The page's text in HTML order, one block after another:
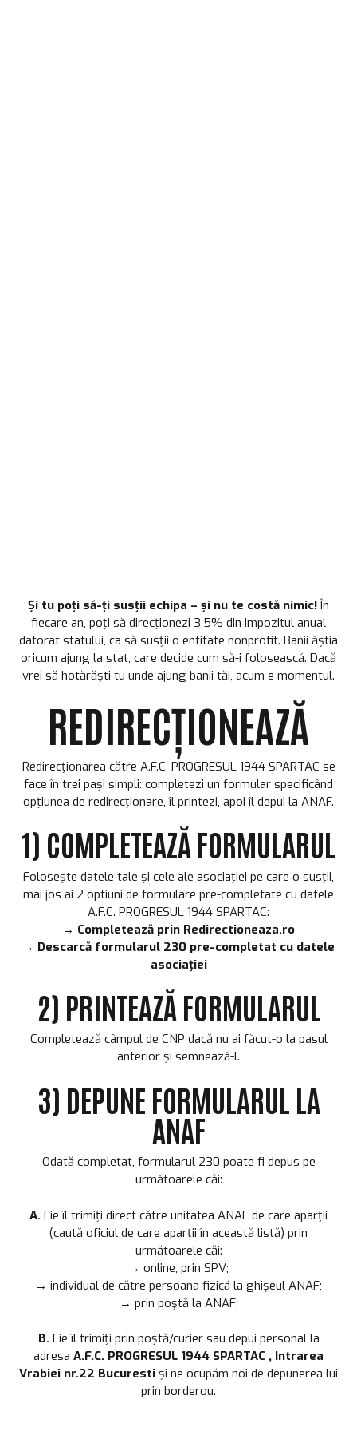
Și tu poți să-ți susții echipa – și nu te costă nimic!În
fiecare an, poți să direcționezi 3,5% din impozitul anual
datorat statului, ca să susții o entitate nonprofit. Banii ăștia
oricum ajung la stat, care decide cum să-i folosească. Dacă
vrei să hotărăști tu unde ajung banii tăi, acum e momentul.
REDIRECȚIONEAZĂ
Redirecționarea către A.F.C. PROGRESUL 1944 SPARTAC se
face în trei pași simpli: completezi un formular specificând
opțiunea de redirecționare, îl printezi, apoi îl depui la ANAF.
1) COMPLETEAZĂ FORMULARUL
Folosește datele tale și cele ale asociației pe care o susții,
mai jos ai 2 optiuni de formulare pre-completate cu datele
A.F.C. PROGRESUL 1944 SPARTAC:
→ Completează prin Redirectioneaza.ro
→ Descarcă formularul 230 pre-completat cu datele
asociației
2) PRINTEAZĂ FORMULARUL
Completează câmpul de CNP dacă nu ai făcut-o la pasul
anterior și semnează-l.
3) DEPUNE FORMULARUL LA
ANAF
Odată completat, formularul 230 poate fi depus pe
următoarele căi:
A. Fie îl trimiți direct către unitatea ANAF de care aparții
(caută oficiul de care aparții în această listă) prin
următoarele căi:
→ online, prin SPV;
→ individual de către persoana fizică la ghişeul ANAF;
→ prin poştă la ANAF;
B.Fie îl trimiți prin poștă/curier sau depui personal la
adresa A.F.C. PROGRESUL 1944 SPARTAC , Intrarea
Vrabiei nr.22 Bucuresti și ne ocupăm noi de depunerea lui
prin borderou.